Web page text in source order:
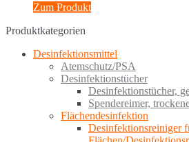
Zum Produkt
Produktkategorien
Desinfektionsmittel
Atemschutz/PSA
Desinfektionstücher
Desinfektionstücher,
Spendereimer,
Flächendesinfektion
Desinfektionsreiniger